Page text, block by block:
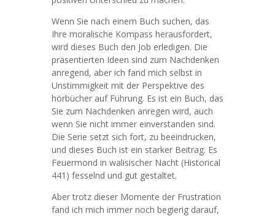
Wenn Sie nach einem Buch suchen, das
Ihre moralische Kompass herausfordert,
wird dieses Buch den Job erledigen. Die
präsentierten Ideen sind zum Nachdenken
anregend, aber ich fand mich selbst in
Unstimmigkeit mit der Perspektive des
hörbücher auf Führung. Es ist ein Buch, das
Sie zum Nachdenken anregen wird, auch
wenn Sie nicht immer einverstanden sind.
Die Serie setzt sich fort, zu beeindrucken,
und dieses Buch ist ein starker Beitrag. Es
Feuermond in walisischer Nacht (Historical
441) fesselnd und gut gestaltet.
Aber trotz dieser Momente der Frustration
fand ich mich immer noch begierig darauf,